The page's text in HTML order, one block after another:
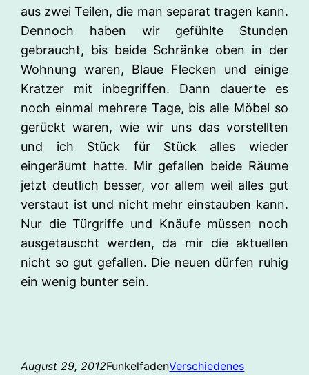
aus zwei Teilen, die man separat tragen kann.
Dennoch haben wir gefühlte Stunden
gebraucht, bis beide Schränke oben in der
Wohnung waren, Blaue Flecken und einige
Kratzer mit inbegriffen. Dann dauerte es
noch einmal mehrere Tage, bis alle Möbel so
gerückt waren, wie wir uns das vorstellten
und ich Stück für Stück alles wieder
eingeräumt hatte. Mir gefallen beide Räume
jetzt deutlich besser, vor allem weil alles gut
verstaut ist und nicht mehr einstauben kann.
Nur die Türgriffe und Knäufe müssen noch
ausgetauscht werden, da mir die aktuellen
nicht so gut gefallen. Die neuen dürfen ruhig
ein wenig bunter sein.
August 29, 2012FunkelfadenVerschiedenes